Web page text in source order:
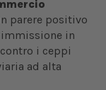
parere positivo
in
i ceppi
ad alta